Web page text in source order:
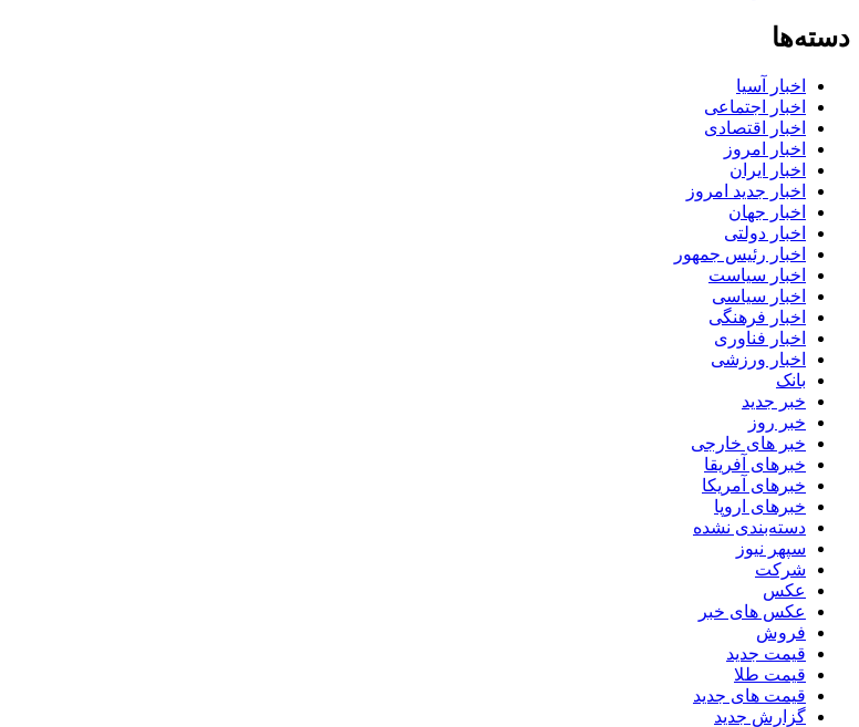
دسته‌ها
اخبار آسیا
اخبار اجتماعی
اخبار اقتصادی
اخبار امروز
اخبار ایران
اخبار جدید امروز
اخبار جهان
اخبار دولتی
اخبار رئیس جمهور
اخبار سیاست
اخبار سیاسی
اخبار فرهنگی
اخبار فناوری
اخبار ورزشی
بانک
خبر جدید
خبر روز
خبر های خارجی
خبرهای آفریقا
خبرهای آمریکا
خبرهای اروپا
دسته‌بندی نشده
سپهر نیوز
شرکت
عکس
عکس های خبر
فروش
قیمت جدید
قیمت طلا
قیمت های جدید
گزارش جدید